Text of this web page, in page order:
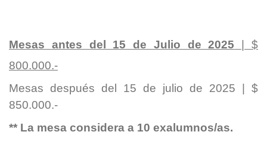
Mesas antes del 15 de Julio de 2025 | $
800.000.-
Mesas después del 15 de julio de 2025 | $
850.000.-
** La mesa considera a 10 exalumnos/as.